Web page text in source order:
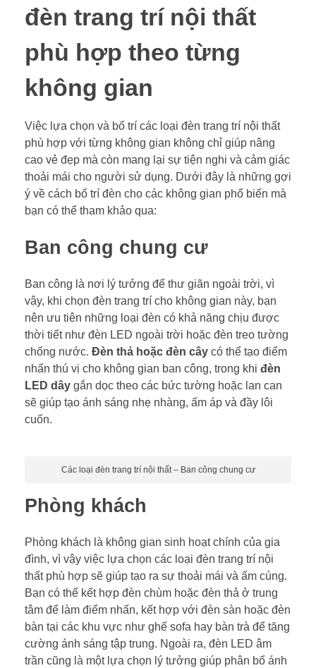
đèn trang trí nội thất
phù hợp theo từng
không gian
Việc lựa chọn và bố trí các loại đèn trang trí nội thất
phù hợp với từng không gian không chỉ giúp nâng
cao vẻ đẹp mà còn mang lại sự tiện nghi và cảm giác
thoải mái cho người sử dụng. Dưới đây là những gợi
ý về cách bố trí đèn cho các không gian phổ biến mà
bạn có thể tham khảo qua:
Ban công chung cư
Ban công là nơi lý tưởng để thư giãn ngoài trời, vì
vậy, khi chọn đèn trang trí cho không gian này, bạn
nên ưu tiên những loại đèn có khả năng chịu được
thời tiết như đèn LED ngoài trời hoặc đèn treo tường
chống nước. Đèn thả hoặc đèn cây có thể tạo điểm
nhấn thú vị cho không gian ban công, trong khi đèn
LED dây gắn dọc theo các bức tường hoặc lan can
sẽ giúp tạo ánh sáng nhẹ nhàng, ấm áp và đầy lôi
cuốn.
Các loại đèn trang trí nội thất – Ban công chung cư
Phòng khách
Phòng khách là không gian sinh hoạt chính của gia
đình, vì vậy việc lựa chọn các loại đèn trang trí nội
thất phù hợp sẽ giúp tạo ra sự thoải mái và ấm cúng.
Bạn có thể kết hợp đèn chùm hoặc đèn thả ở trung
tâm để làm điểm nhấn, kết hợp với đèn sàn hoặc đèn
bàn tại các khu vực như ghế sofa hay bàn trà để tăng
cường ánh sáng tập trung. Ngoài ra, đèn LED âm
trần cũng là một lựa chọn lý tưởng giúp phân bổ ánh